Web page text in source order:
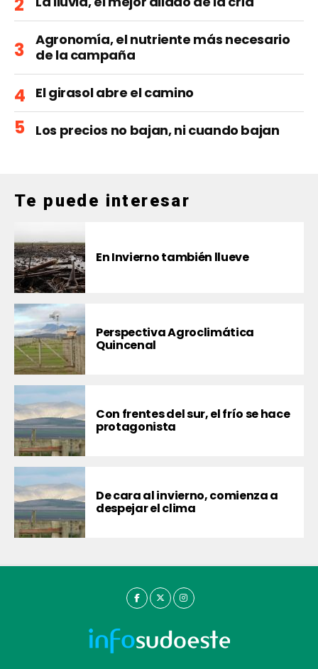
Agronomía, el nutriente más necesario
de la campaña
El girasol abre el camino
Los precios no bajan, ni cuando bajan
Te puede interesar
En Invierno también llueve
Perspectiva Agroclimática
Quincenal
Con frentes del sur, el frío se hace
protagonista
De cara al invierno, comienza a
despejar el clima